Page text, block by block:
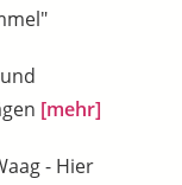
[mehr]
- Hier